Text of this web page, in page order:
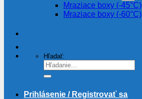
Hľadať:
Prihlásenie / Registrovať sa
Mraziace boxy (-45°C)
Mraziace boxy (-60°C)